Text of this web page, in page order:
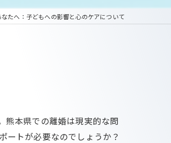
たへ：子どもへの影響と心のケアについて
熊本県での離婚は現実的な問
ートが必要なのでしょうか？